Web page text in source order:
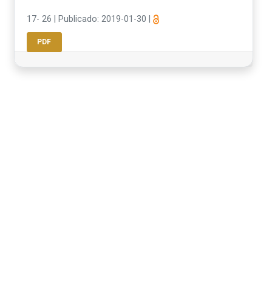
17- 26 Publicado: 2019-01-30
PDF